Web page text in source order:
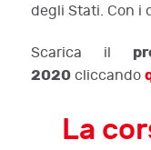
degli Stati. Con i
Scarica il
2020 cliccando
La